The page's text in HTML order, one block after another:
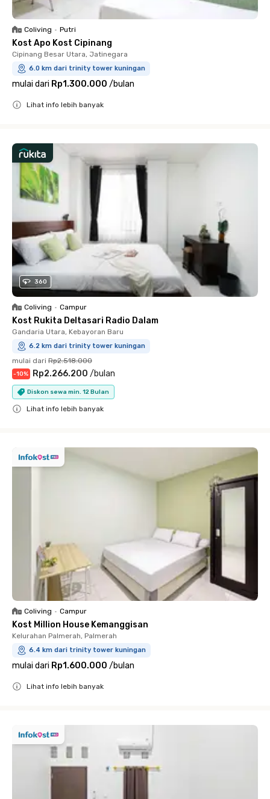
Coliving • Putri
Kost Apo Kost Cipinang
Cipinang Besar Utara, Jatinegara
6.0 km dari trinity tower kuningan
mulai dari Rp1.300.000 /bulan
Lihat info lebih banyak
360
Coliving • Campur
Kost Rukita Deltasari Radio Dalam
Gandaria Utara, Kebayoran Baru
6.2 km dari trinity tower kuningan
mulai dari Rp2.518.000
-10% Rp2.266.200 /bulan
Diskon sewa min. 12 Bulan
Lihat info lebih banyak
Coliving • Campur
Kost Million House Kemanggisan
Kelurahan Palmerah, Palmerah
6.4 km dari trinity tower kuningan
mulai dari Rp1.600.000 /bulan
Lihat info lebih banyak